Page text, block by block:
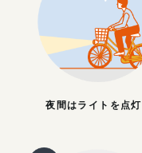
夜間はライトを点灯